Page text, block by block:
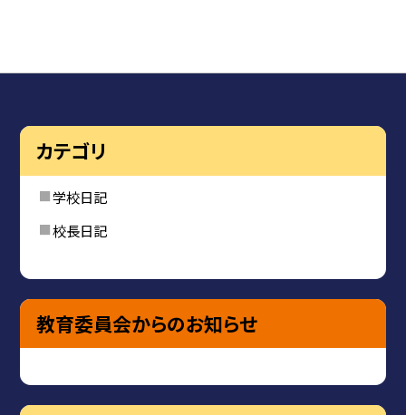
カテゴリ
学校日記
校長日記
教育委員会からのお知らせ